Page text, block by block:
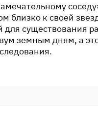
близко к своей
для существования
земным дням, а